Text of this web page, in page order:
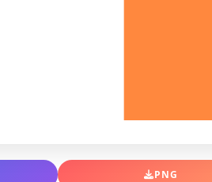
PNG